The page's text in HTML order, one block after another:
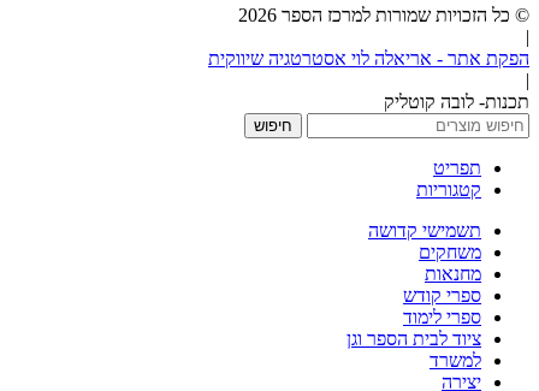
© כל הזכויות שמורות למרכז הספר 2026
|
הפקת אתר - אריאלה לוי אסטרטגיה שיווקית
|
תכנות- לובה קוטליק
חיפוש
תפריט
קטגוריות
תשמישי קדושה
משחקים
מחנאות
ספרי קודש
ספרי לימוד
ציוד לבית הספר וגן
למשרד
יצירה